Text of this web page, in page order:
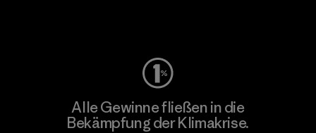
Alle Gewinne fließen in die
Bekämpfung der Klimakrise.